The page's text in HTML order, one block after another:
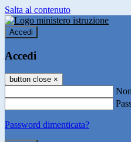
Salta al contenuto
Accedi
Accedi
button close ×
Password dimenticata?